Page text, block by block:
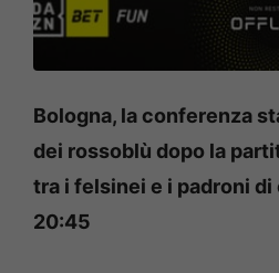
Bologna, la conferenza
dei rossoblù dopo la
tra i felsinei e i padroni di
20:45